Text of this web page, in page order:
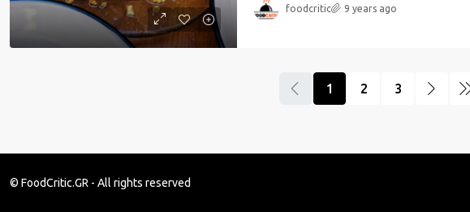
foodcritic 9 years ago
1 2 3
© FoodCritic.GR - All rights reserved